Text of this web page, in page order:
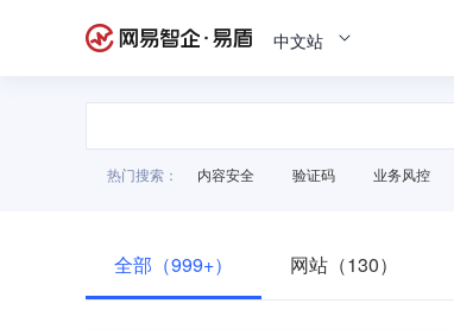
中文站
热门搜索： 内容安全 验证码 业务风控
全部（999+） 网站（130）